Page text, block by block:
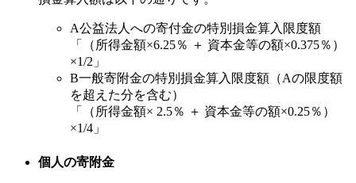
A公益法人への寄付金の特別損金算入限度額
「（所得金額×6.25％ ＋ 資本金等の額×0.375％）
×1/2」
B一般寄附金の特別損金算入限度額（Aの限度額
を超えた分を含む）
「（所得金額× 2.5％ ＋ 資本金等の額×0.25％）
×1/4」
個人の寄附金